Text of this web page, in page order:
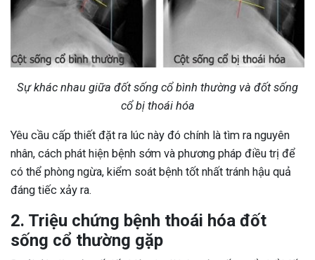
Sự khác nhau giữa đốt sống cổ bình thường và đốt sống
cổ bị thoái hóa
Yêu cầu cấp thiết đặt ra lúc này đó chính là tìm ra nguyên
nhân, cách phát hiện bệnh sớm và phương pháp điều trị để
có thể phòng ngừa, kiểm soát bệnh tốt nhất tránh hậu quả
đáng tiếc xảy ra.
2. Triệu chứng bệnh thoái hóa đốt
sống cổ thường gặp